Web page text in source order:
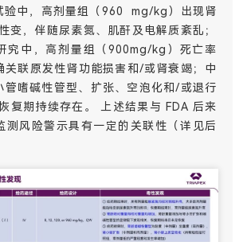
验中，高剂量组（960 mg/kg）出现肾
变，伴随尿素氮、肌酐及电解质紊乱；
究中，高剂量组（900mg/kg）死亡率
关联原发性肾功能损害和/或肾衰竭；中
管嗜碱性管型、扩张、空泡化和/或退行
复期持续存在。 上述结果与 FDA 后来
测风险警示具有一定的关联性（详见后